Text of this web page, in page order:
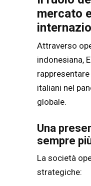
mercato
Attraverso
indonesiana,
italiani nel
globale.
Una
sempre
La società
strategiche: